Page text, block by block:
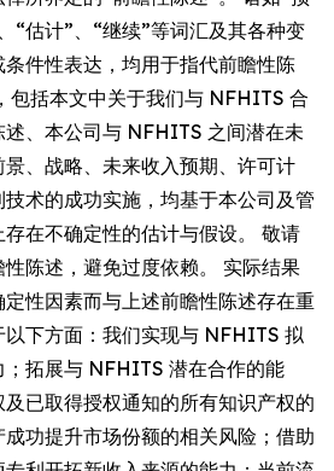
“估计”、“继续”等词汇及其各种变
件性表达，均用于指代前瞻性陈
包括本文中关于我们与 NFHITS 合
、本公司与 NFHITS 之间潜在未
、战略、未来收入预期、许可计
术的成功实施，均基于本公司及管
在不确定性的估计与假设。 敬请
陈述，避免过度依赖。 实际结果
性因素而与上述前瞻性陈述存在重
以下方面：我们实现与 NFHITS 拟
拓展与 NFHITS 潜在合作的能
已取得授权通知的所有知识产权的
功提升市场份额的相关风险；借助